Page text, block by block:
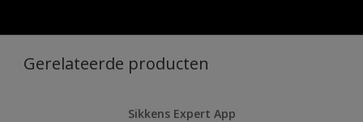
Gerelateerde producten
Sikkens Expert App